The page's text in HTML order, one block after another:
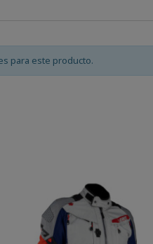
para este producto.